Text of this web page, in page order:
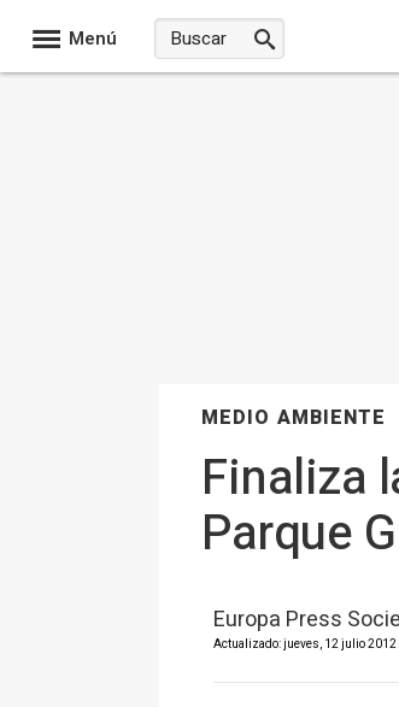
Menú
MEDIO AMBIENTE
Finaliza
Parque
Europa Press
Actualizado: jueves, 12 julio